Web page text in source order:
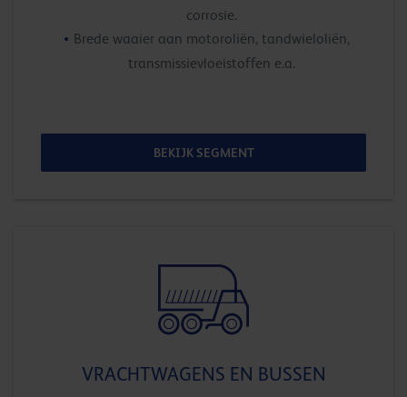
corrosie.
Brede waaier aan motoroliën, tandwieloliën,
transmissievloeistoffen e.a.
BEKIJK SEGMENT
VRACHTWAGENS EN BUSSEN